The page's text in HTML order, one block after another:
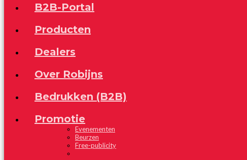
B2B-Portal
Producten
Dealers
Over Robijns
Bedrukken (B2B)
Promotie
Evenementen
Beurzen
Free-publicity